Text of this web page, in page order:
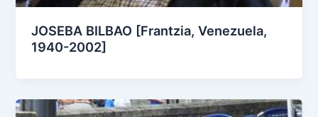
JOSEBA BILBAO [Frantzia, Venezuela,
1940-2002]